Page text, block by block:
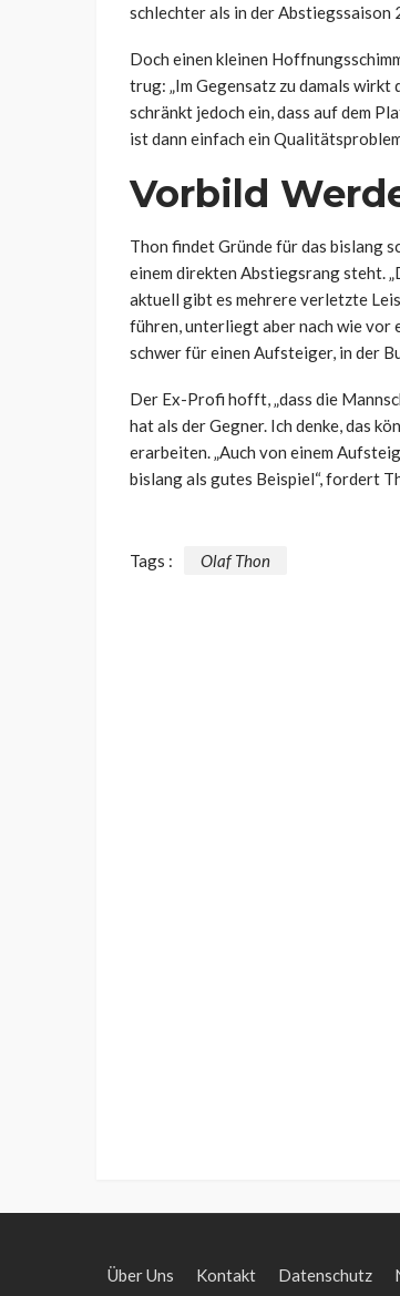
schlechter als in der Abstiegssaison
Doch einen kleinen
trug: „Im Gegensatz zu damals
schränkt jedoch ein, dass auf dem
ist dann einfach ein
Vorbild
Thon findet Gründe für das bislang
einem direkten Abstiegsrang steht.
aktuell gibt es mehrere verletzte
führen, unterliegt aber nach wie vor
schwer für einen Aufsteiger, in der
Der Ex-Profi hofft, „dass die
hat als der Gegner. Ich denke, das
erarbeiten. „Auch von einem
bislang als gutes Beispiel“, fordert
Tags : Olaf Thon
Über Uns Kontakt Datenschutz